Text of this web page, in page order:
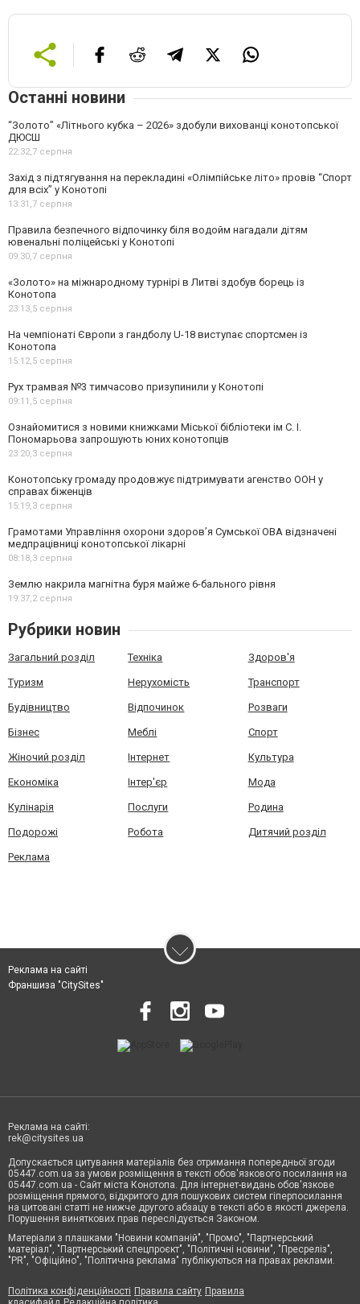
Останні новини
“Золото” «Літнього кубка – 2026» здобули вихованці конотопської
ДЮСШ
22:32,7 серпня
Захід з підтягування на перекладині «Олімпійське літо» провів “Спорт
для всіх” у Конотопі
13:31,7 серпня
Правила безпечного відпочинку біля водойм нагадали дітям
ювенальні поліцейські у Конотопі
09:30,7 серпня
«Золото» на міжнародному турнірі в Литві здобув борець із
Конотопа
23:13,5 серпня
На чемпіонаті Європи з гандболу U-18 виступає спортсмен із
Конотопа
15:12,5 серпня
Рух трамвая №3 тимчасово призупинили у Конотопі
09:11,5 серпня
Ознайомитися з новими книжками Міської бібліотеки ім С. І.
Пономарьова запрошують юних конотопців
23:20,3 серпня
Конотопську громаду продовжує підтримувати агенство ООН у
справах біженців
15:19,3 серпня
Грамотами Управління охорони здоров’я Сумської ОВА відзначені
медпрацівниці конотопської лікарні
08:18,3 серпня
Землю накрила магнітна буря майже 6-бального рівня
19:37,2 серпня
Рубрики новин
Загальний розділ Техніка Здоров'я
Туризм Нерухомість Транспорт
Будівництво Відпочинок Розваги
Бізнес Меблі Спорт
Жіночий розділ Інтернет Культура
Економіка Інтер'єр Мода
Кулінарія Послуги Родина
Подорожі Робота Дитячий розділ
Реклама
Реклама на сайті
Франшиза "CitySites"
Реклама на сайті:
rek@citysites.ua
Допускається цитування матеріалів без отримання попередньої згоди
05447.com.ua за умови розміщення в тексті обов'язкового посилання на
05447.com.ua - Сайт міста Конотопа. Для інтернет-видань обов'язкове
розміщення прямого, відкритого для пошукових систем гіперпосилання
на цитовані статті не нижче другого абзацу в тексті або в якості джерела.
Порушення виняткових прав переслідується Законом.
Матеріали з плашками "Новини компаній", "Промо", "Партнерський
матеріал", "Партнерський спецпроєкт", "Політичні новини", "Пресреліз",
"PR", "Офіційно", "Політична реклама" публікуються на правах реклами.
Політика конфіденційності Правила сайту Правила